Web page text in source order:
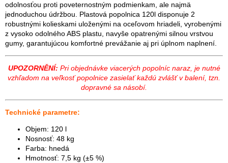
odolnosťou proti poveternostným podmienkam, ale najmä
jednoduchou údržbou. Plastová popolnica 120l disponuje 2
robustnými kolieskami uloženými na oceľovom hriadeli, vyrobenými
z vysoko odolného ABS plastu, navyše opatrenými silnou vrstvou
gumy, garantujúcou komfortné prevážanie aj pri úplnom naplnení.
UPOZORNĚNÍ: Pri objednávke viacerých popolníc naraz, je nutné
vzhľadom na veľkosť popolnice zasielať každú zvlášť v balení, tzn.
dopravné sa násobí.
Technické parametre:
Objem: 120 l
Nosnosť: 48 kg
Farba: hnedá
Hmotnosť: 7,5 kg (±5 %)